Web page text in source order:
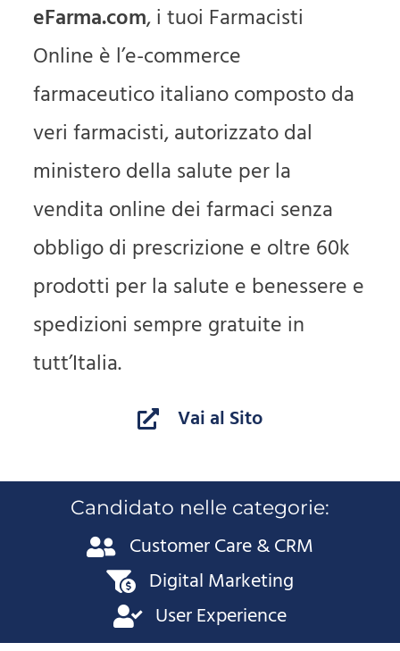
eFarma.com, i tuoi Farmacisti
Online è l’e-commerce
farmaceutico italiano composto da
veri farmacisti, autorizzato dal
ministero della salute per la
vendita online dei farmaci senza
obbligo di prescrizione e oltre 60k
prodotti per la salute e benessere e
spedizioni sempre gratuite in
tutt’Italia.
Vai al Sito
Candidato nelle categorie:
Customer Care & CRM
Digital Marketing
User Experience